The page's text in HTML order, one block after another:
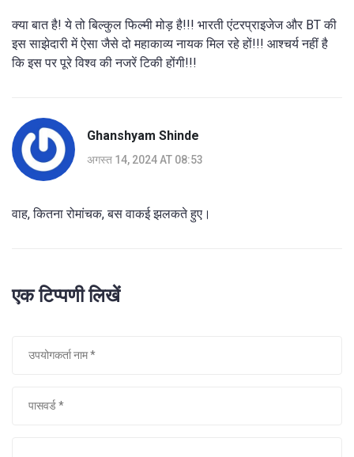
क्या बात है! ये तो बिल्कुल फिल्मी मोड़ है!!! भारती एंटरप्राइजेज और BT की
इस साझेदारी में ऐसा जैसे दो महाकाव्य नायक मिल रहे हों!!! आश्चर्य नहीं है
कि इस पर पूरे विश्व की नजरें टिकी होंगी!!!
Ghanshyam Shinde
अगस्त 14, 2024 AT 08:53
वाह, कितना रोमांचक, बस वाकई झलकते हुए।
एक टिप्पणी लिखें